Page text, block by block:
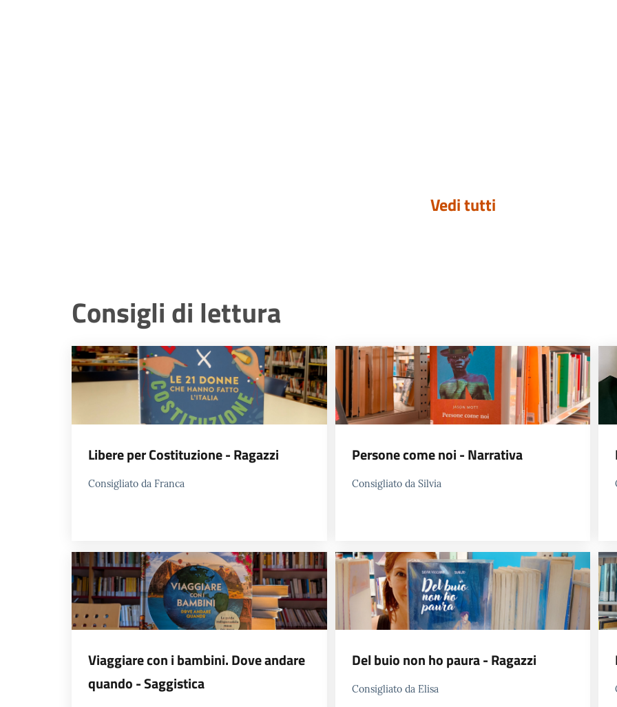
Vedi tutti
Consigli di lettura
Libere per Costituzione - Ragazzi
Consigliato da Franca
Persone come noi - Narrativa
Consigliato da Silvia
Viaggiare con i bambini. Dove andare
quando - Saggistica
Del buio non ho paura - Ragazzi
Consigliato da Elisa